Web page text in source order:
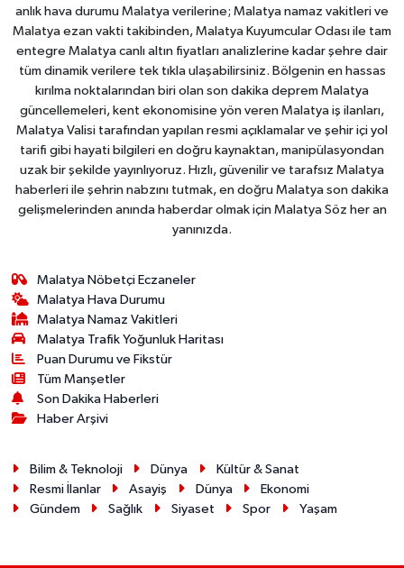
anlık hava durumu Malatya verilerine; Malatya namaz vakitleri ve
Malatya ezan vakti takibinden, Malatya Kuyumcular Odası ile tam
entegre Malatya canlı altın fiyatları analizlerine kadar şehre dair
tüm dinamik verilere tek tıkla ulaşabilirsiniz. Bölgenin en hassas
kırılma noktalarından biri olan son dakika deprem Malatya
güncellemeleri, kent ekonomisine yön veren Malatya iş ilanları,
Malatya Valisi tarafından yapılan resmi açıklamalar ve şehir içi yol
tarifi gibi hayati bilgileri en doğru kaynaktan, manipülasyondan
uzak bir şekilde yayınlıyoruz. Hızlı, güvenilir ve tarafsız Malatya
haberleri ile şehrin nabzını tutmak, en doğru Malatya son dakika
gelişmelerinden anında haberdar olmak için Malatya Söz her an
yanınızda.
Malatya Nöbetçi Eczaneler
Malatya Hava Durumu
Malatya Namaz Vakitleri
Malatya Trafik Yoğunluk Haritası
Puan Durumu ve Fikstür
Tüm Manşetler
Son Dakika Haberleri
Haber Arşivi
Bilim & Teknoloji Dünya
Kültür & Sanat
Resmi İlanlar
Asayiş Dünya
Ekonomi
Gündem
Sağlık Siyaset Spor Yaşam